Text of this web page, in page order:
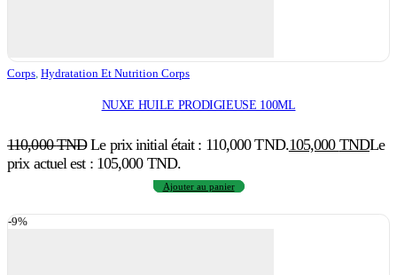
Corps Hydratation Et Nutrition Corps
NUXE HUILE PRODIGIEUSE 100ML
110,000TND Le prix initial était : 110,000 TND.105,000 TNDLe
prix actuel est : 105,000 TND.
Ajouter au panier
-9%